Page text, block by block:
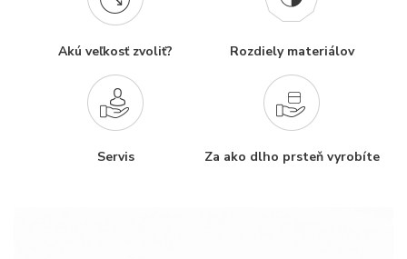
Akú veľkosť zvoliť? Rozdiely materiálov
Servis Za ako dlho prsteň vyrobíte